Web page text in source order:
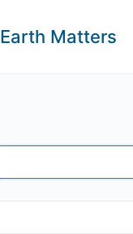
Earth Matters